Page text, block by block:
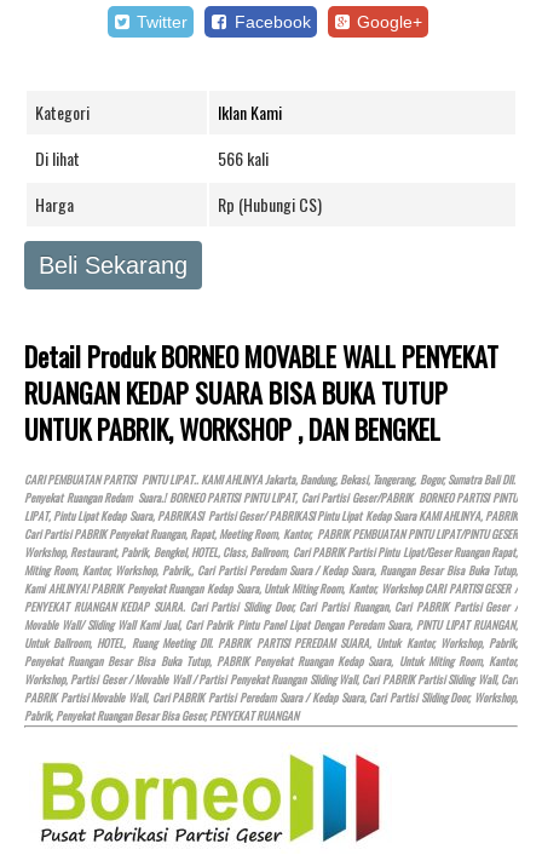
Twitter Facebook Google+
Kategori
Iklan Kami
Di lihat
566 kali
Harga
Rp (Hubungi CS)
Beli Sekarang
Detail Produk BORNEO MOVABLE WALL PENYEKAT
RUANGAN KEDAP SUARA BISA BUKA TUTUP
UNTUK PABRIK, WORKSHOP , DAN BENGKEL
CARI PEMBUATAN PARTISI PINTU LIPAT.. KAMI AHLINYA Jakarta, Bandung, Bekasi, Tangerang, Bogor, Sumatra Bali Dll.
Penyekat Ruangan Redam Suara.! BORNEO PARTISI PINTU LIPAT, Cari Partisi Geser/PABRIK BORNEO PARTISI PINTU
LIPAT, Pintu Lipat Kedap Suara, PABRIKASI Partisi Geser/ PABRIKASI Pintu Lipat Kedap Suara KAMI AHLINYA, PABRIK
Cari Partisi PABRIK Penyekat Ruangan, Rapat, Meeting Room, Kantor, PABRIK PEMBUATAN PINTU LIPAT/PINTU GESER
Workshop, Restaurant, Pabrik, Bengkel,HOTEL, Class, Ballroom, Cari PABRIK Partisi Pintu Lipat/Geser Ruangan Rapat,
Miting Room, Kantor, Workshop, Pabrik,, Cari Partisi Peredam Suara / Kedap Suara, Ruangan Besar Bisa Buka Tutup,
Kami AHLINYA! PABRIK Penyekat Ruangan Kedap Suara, Untuk Miting Room, Kantor, Workshop CARI PARTISI GESER /
PENYEKAT RUANGAN KEDAP SUARA. Cari Partisi Sliding Door, Cari Partisi Ruangan, Cari PABRIK Partisi Geser /
Movable Wall/ Sliding Wall Kami Jual, Cari Pabrik Pintu Panel Lipat Dengan Peredam Suara, PINTU LIPAT RUANGAN,
Untuk Ballroom,HOTEL, Ruang Meeting Dll. PABRIK PARTISI PEREDAM SUARA, Untuk Kantor, Workshop, Pabrik,
Penyekat Ruangan Besar Bisa Buka Tutup, PABRIK Penyekat Ruangan Kedap Suara, Untuk Miting Room, Kantor,
Workshop, Partisi Geser / Movable Wall / Partisi Penyekat Ruangan Sliding Wall, Cari PABRIK Partisi Sliding Wall, Cari
PABRIK Partisi Movable Wall, Cari PABRIK Partisi Peredam Suara / Kedap Suara, Cari Partisi Sliding Door, Workshop,
Pabrik, Penyekat Ruangan Besar Bisa Geser, PENYEKAT RUANGAN